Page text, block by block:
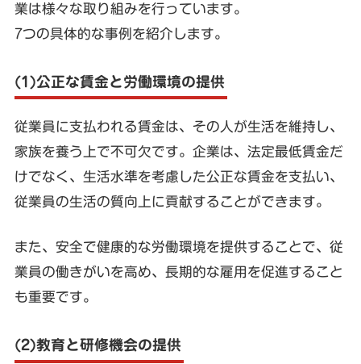
業は様々な取り組みを行っています。
7つの具体的な事例を紹介します。
(1)公正な賃金と労働環境の提供
従業員に支払われる賃金は、その人が生活を維持し、
家族を養う上で不可欠です。企業は、法定最低賃金だ
けでなく、生活水準を考慮した公正な賃金を支払い、
従業員の生活の質向上に貢献することができます。
また、安全で健康的な労働環境を提供することで、従
業員の働きがいを高め、長期的な雇用を促進すること
も重要です。
(2)教育と研修機会の提供